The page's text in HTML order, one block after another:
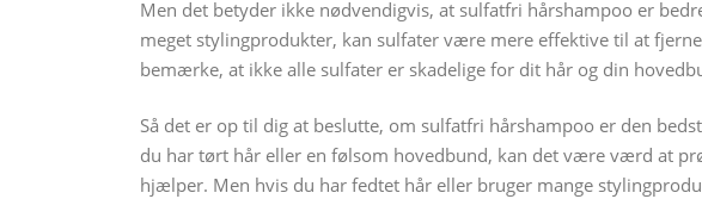
Men det betyder ikke nødvendigvis, at sulfatfri hårshampoo er
meget stylingprodukter, kan sulfater være mere effektive til at
bemærke, at ikke alle sulfater er skadelige for dit hår og din
Så det er op til dig at beslutte, om sulfatfri hårshampoo er den
du har tørt hår eller en følsom hovedbund, kan det være værd at
hjælper. Men hvis du har fedtet hår eller bruger mange